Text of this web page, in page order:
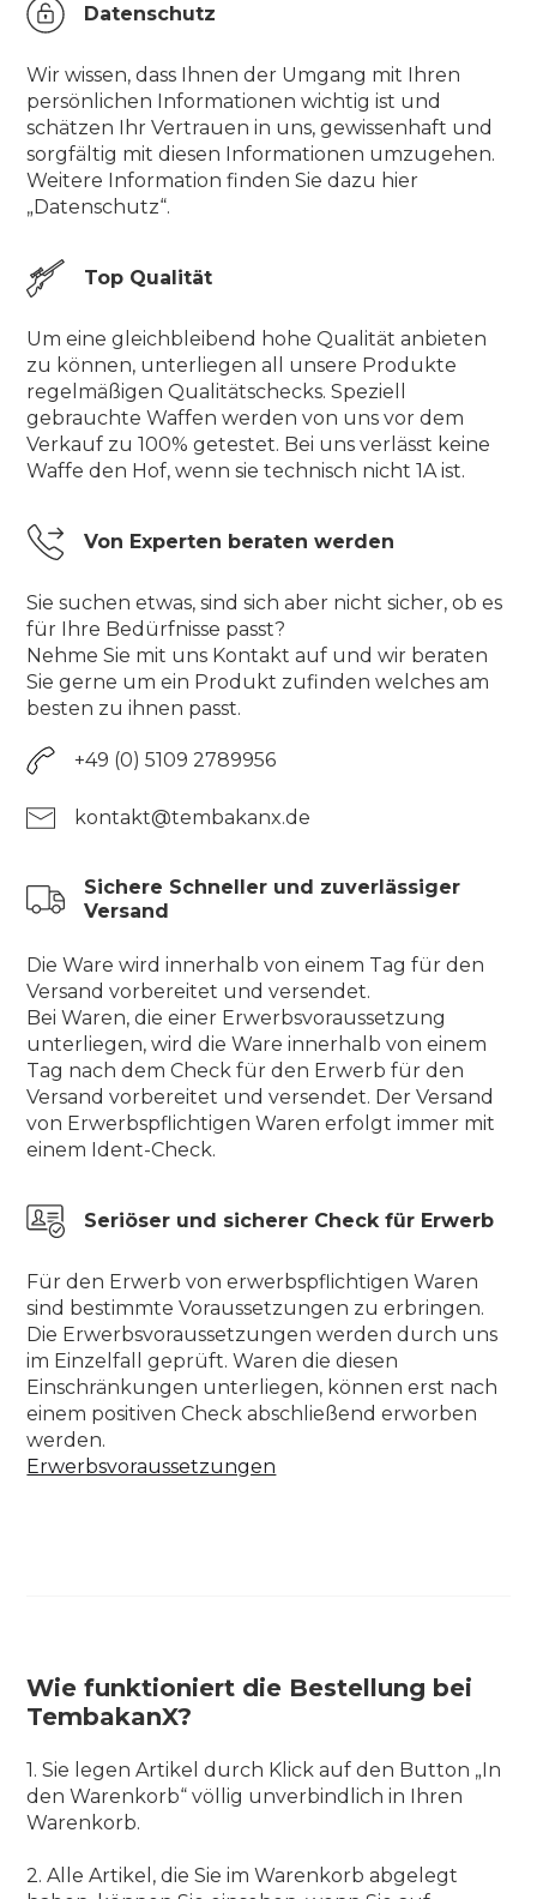
Datenschutz
Wir wissen, dass Ihnen der Umgang mit Ihren
persönlichen Informationen wichtig ist und
schätzen Ihr Vertrauen in uns, gewissenhaft und
sorgfältig mit diesen Informationen umzugehen.
Weitere Information finden Sie dazu hier
„Datenschutz“.
Top Qualität
Um eine gleichbleibend hohe Qualität anbieten
zu können, unterliegen all unsere Produkte
regelmäßigen Qualitätschecks. Speziell
gebrauchte Waffen werden von uns vor dem
Verkauf zu 100% getestet. Bei uns verlässt keine
Waffe den Hof, wenn sie technisch nicht 1A ist.
Von Experten beraten werden
Sie suchen etwas, sind sich aber nicht sicher, ob es
für Ihre Bedürfnisse passt?
Nehme Sie mit uns Kontakt auf und wir beraten
Sie gerne um ein Produkt zufinden welches am
besten zu ihnen passt.
+49 (0) 5109 2789956
kontakt@tembakanx.de
Sichere Schneller und zuverlässiger
Versand
Die Ware wird innerhalb von einem Tag für den
Versand vorbereitet und versendet.
Bei Waren, die einer Erwerbsvoraussetzung
unterliegen, wird die Ware innerhalb von einem
Tag nach dem Check für den Erwerb für den
Versand vorbereitet und versendet. Der Versand
von Erwerbspflichtigen Waren erfolgt immer mit
einem Ident-Check.
Seriöser und sicherer Check für Erwerb
Für den Erwerb von erwerbspflichtigen Waren
sind bestimmte Voraussetzungen zu erbringen.
Die Erwerbsvoraussetzungen werden durch uns
im Einzelfall geprüft. Waren die diesen
Einschränkungen unterliegen, können erst nach
einem positiven Check abschließend erworben
werden.
Erwerbsvoraussetzungen
Wie funktioniert die Bestellung bei
TembakanX?
1. Sie legen Artikel durch Klick auf den Button „In
den Warenkorb“ völlig unverbindlich in Ihren
Warenkorb.
2. Alle Artikel, die Sie im Warenkorb abgelegt